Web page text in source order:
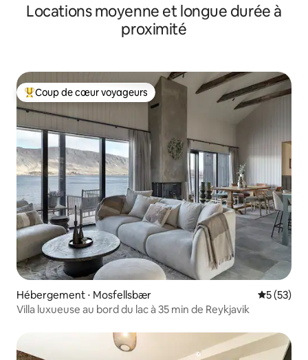
Locations moyenne et longue durée à
proximité
Coups de cœur voyageurs les plus appréciés
Coup de cœur voyageurs
Hébergement ⋅ Mosfellsbær
5 (53)
Villa luxueuse au bord du lac à 35 min de Reykjavik